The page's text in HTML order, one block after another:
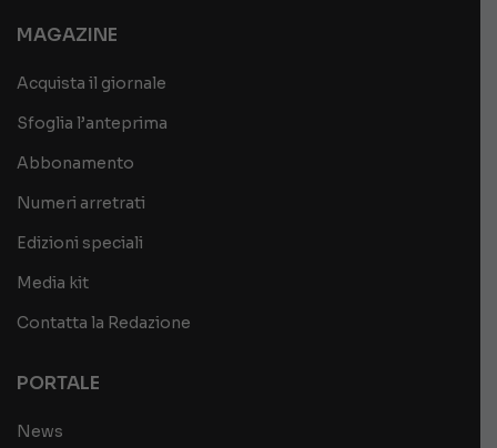
MAGAZINE
Acquista il giornale
Sfoglia l’anteprima
Abbonamento
Numeri arretrati
Edizioni speciali
Media kit
Contatta la Redazione
PORTALE
News